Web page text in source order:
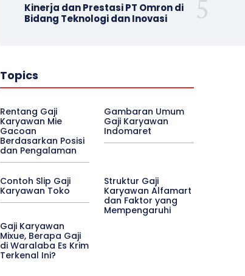
Kinerja dan Prestasi PT Omron di
Bidang Teknologi dan Inovasi
Topics
Rentang Gaji
Karyawan Mie
Gacoan
Berdasarkan Posisi
dan Pengalaman
Gambaran Umum
Gaji Karyawan
Indomaret
Contoh Slip Gaji
Karyawan Toko
Struktur Gaji
Karyawan Alfamart
dan Faktor yang
Mempengaruhi
Gaji Karyawan
Mixue, Berapa Gaji
di Waralaba Es Krim
Terkenal Ini?